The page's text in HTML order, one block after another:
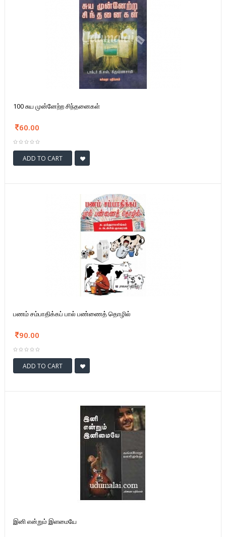
100 சுய முன்னேற்ற சிந்தனைகள்
60.00
ADD TO CART
பணம் சம்பாதிக்கப் பால் பண்ணைத் தொழில்
90.00
ADD TO CART
இனி என்றும் இளமையே